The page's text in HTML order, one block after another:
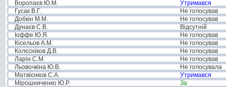
Воропаєв Ю.М.
Утримався
Гусак В.Г.
Не голосував
Добкін М.М.
Не голосував
Дунаєв С.В.
Відсутній
Іоффе Ю.Я.
Не голосував
Кісельов А.М.
Не голосував
Колєсніков Д.В.
Не голосував
Ларін С.М.
Не голосував
Льовочкіна Ю.В.
Не голосувала
Матвієнков С.А.
Утримався
Мірошниченко Ю.Р.
За